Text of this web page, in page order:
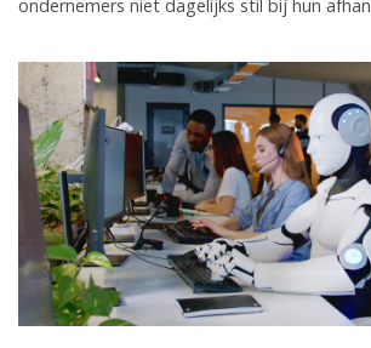
ondernemers niet dagelijks stil bij hun